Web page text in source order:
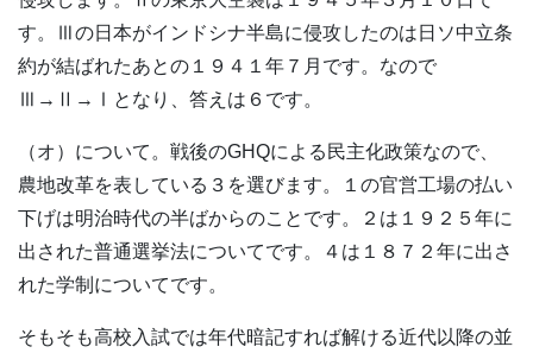
す。Ⅲの日本がインドシナ半島に侵攻したのは日ソ中立条
約が結ばれたあとの１９４１年７月です。なので
Ⅲ→Ⅱ→Ⅰとなり、答えは６です。
（オ）について。戦後のGHQによる民主化政策なので、
農地改革を表している３を選びます。１の官営工場の払い
下げは明治時代の半ばからのことです。２は１９２５年に
出された普通選挙法についてです。４は１８７２年に出さ
れた学制についてです。
そもそも高校入試では年代暗記すれば解ける近代以降の並